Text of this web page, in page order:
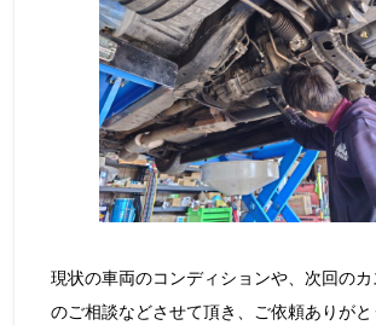
現状の車両のコンディションや、次回の
のご相談などさせて頂き、ご依頼ありがと